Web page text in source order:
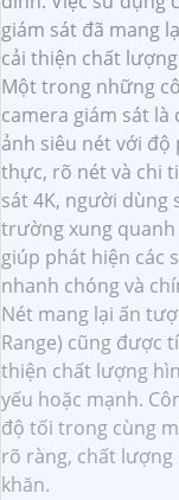
giám sát đã mang
cải thiện chất
Một trong những
camera giám sát là
ảnh siêu nét với độ
thực, rõ nét và chi
sát 4K, người dùng
trường xung quanh
giúp phát hiện các
nhanh chóng và
Nét mang lại ấn
Range) cũng được
thiện chất lượng
yếu hoặc mạnh.
độ tối trong cùng
rõ ràng, chất
khăn.